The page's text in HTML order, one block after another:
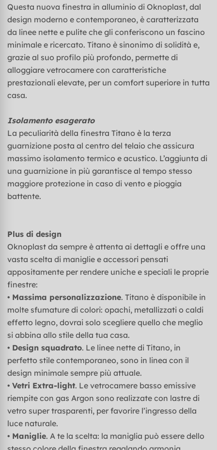
Questa nuova finestra in alluminio di Oknoplast, dal
design moderno e contemporaneo, è caratterizzata
da linee nette e pulite che gli conferiscono un fascino
minimale e ricercato. Titano è sinonimo di solidità e,
grazie al suo profilo più profondo, permette di
alloggiare vetrocamere con caratteristiche
prestazionali elevate, per un comfort superiore in tutta
casa.
Isolamento esagerato
La peculiarità della finestra Titano è la terza
guarnizione posta al centro del telaio che assicura
massimo isolamento termico e acustico. L’aggiunta di
una guarnizione in più garantisce al tempo stesso
maggiore protezione in caso di vento e pioggia
battente.
Plus di design
Oknoplast da sempre è attenta ai dettagli e offre una
vasta scelta di maniglie e accessori pensati
appositamente per rendere uniche e speciali le proprie
finestre:
• Massima personalizzazione. Titano è disponibile in
molte sfumature di colori: opachi, metallizzati o caldi
effetto legno, dovrai solo scegliere quello che meglio
si abbina allo stile della tua casa.
• Design squadrato. Le linee nette di Titano, in
perfetto stile contemporaneo, sono in linea con il
design minimale sempre più attuale.
• Vetri Extra-light. Le vetrocamere basso emissive
riempite con gas Argon sono realizzate con lastre di
vetro super trasparenti, per favorire l’ingresso della
luce naturale.
• Maniglie. A te la scelta: la maniglia può essere dello